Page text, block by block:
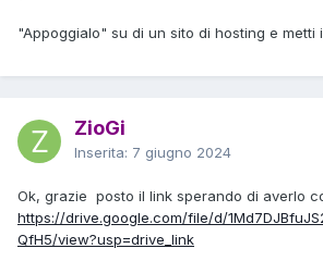
"Appoggialo" su di un sito di hosting e metti
ZioGi
Inserita: 7 giugno 2024
Ok, grazie posto il link sperando di averlo
https://drive.google.com/file/d/
QfH5/view?usp=drive_link